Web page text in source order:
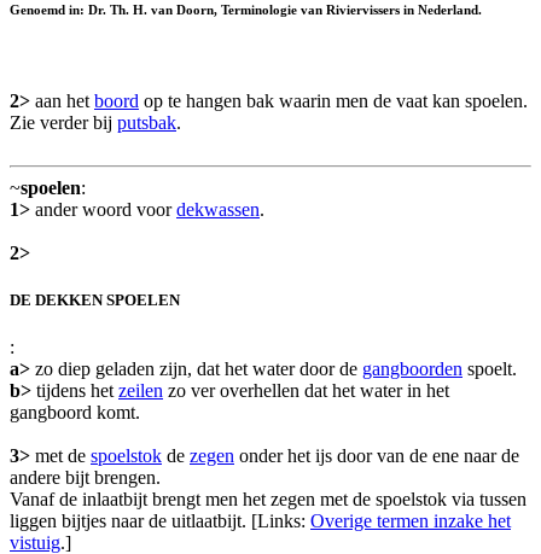
Genoemd in: Dr. Th. H. van Doorn, Terminologie van Riviervissers in Nederland.
2> aan het boord op te hangen bak waarin men de vaat kan spoelen.
Zie verder bij putsbak.
~spoelen:
1> ander woord voordekwassen.
2>
DE DEKKEN SPOELEN
:
a> zo diep geladen zijn, dat het water door de gangboorden spoelt.
b> tijdens het zeilen zo ver overhellen dat het water in het
gangboord komt.
3> met de spoelstok de zegen onder het ijs door van de ene naar de
andere bijt brengen.
Vanaf de inlaatbijt brengt men het zegen met de spoelstok via tussen
liggen bijtjes naar de uitlaatbijt. [Links: Overige termen inzake het
vistuig.]